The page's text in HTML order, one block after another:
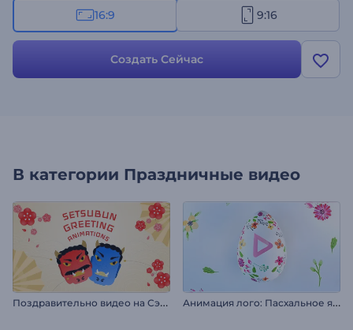
праздничные послания, выберите фоновую музыку и
загрузите или запишите закадровый голос. Идеально
на праздничные мероприятия, сезонной рекламы или
объявлений и многого другого. Попробуйте прямо сейчас!
16:9 9:16
Создать Сейчас
В категории Праздничные видео
П
оздравительно видео на Сэцубун А
нимация лого: Пасхальное яйцо с цветочками